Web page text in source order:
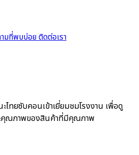
มที่พบบ่อยติดต่อเรา
ไทยซับคอนเข้าเยี่ยมชมโรงงาน เพื่อดู
คุณภาพของสินค้าที่มีคุณภาพ